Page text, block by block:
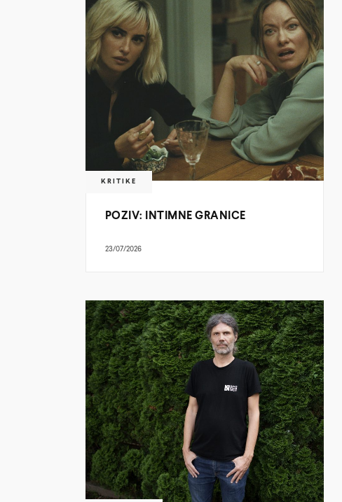
KRITIKE
POZIV: INTIMNE GRANICE
23/07/2026